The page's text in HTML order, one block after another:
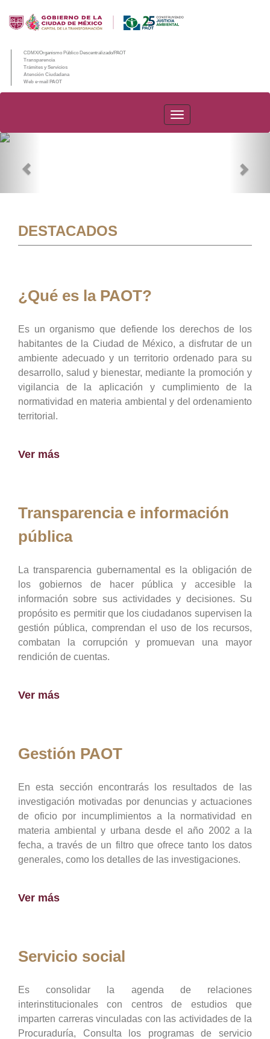
CDMX/Organismo Público Descentralizado/PAOT
Transparencia
Trámites y Servicios
Atención Ciudadana
Web e-mail PAOT
PAOT
DESTACADOS
¿Qué es la PAOT?
Es un organismo que defiende los derechos de los
habitantes de la Ciudad de México, a disfrutar de un
ambiente adecuado y un territorio ordenado para su
desarrollo, salud y bienestar, mediante la promoción y
vigilancia de la aplicación y cumplimiento de la
normatividad en materia ambiental y del ordenamiento
territorial.
Ver más
Transparencia e información
pública
La transparencia gubernamental es la obligación de
los gobiernos de hacer pública y accesible la
información sobre sus actividades y decisiones. Su
propósito es permitir que los ciudadanos supervisen la
gestión pública, comprendan el uso de los recursos,
combatan la corrupción y promuevan una mayor
rendición de cuentas.
Ver más
Gestión PAOT
En esta sección encontrarás los resultados de las
investigación motivadas por denuncias y actuaciones
de oficio por incumplimientos a la normatividad en
materia ambiental y urbana desde el año 2002 a la
fecha, a través de un filtro que ofrece tanto los datos
generales, como los detalles de las investigaciones.
Ver más
Servicio social
Es consolidar la agenda de relaciones
interinstitucionales con centros de estudios que
imparten carreras vinculadas con las actividades de la
Procuraduría, Consulta los programas de servicio